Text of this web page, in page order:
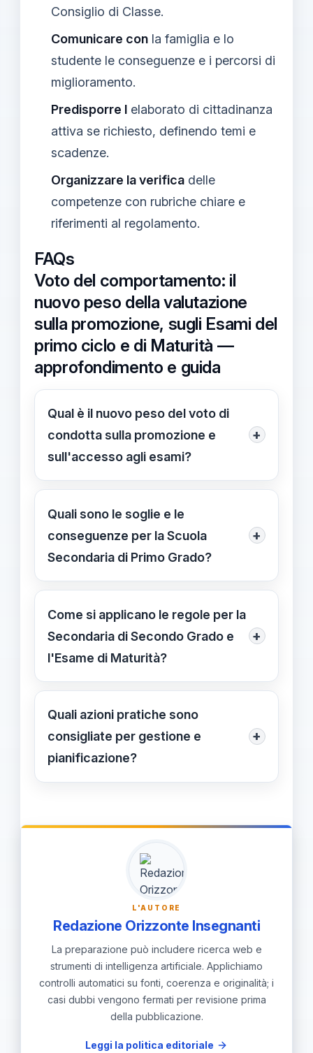
Consiglio di Classe.
Comunicare con la famiglia e lo
studente le conseguenze e i percorsi di
miglioramento.
Predisporre l elaborato di cittadinanza
attiva se richiesto, definendo temi e
scadenze.
Organizzare la verifica delle
competenze con rubriche chiare e
riferimenti al regolamento.
FAQs
Voto del comportamento: il
nuovo peso della valutazione
sulla promozione, sugli Esami del
primo ciclo e di Maturità —
approfondimento e guida
Qual è il nuovo peso del voto di
condotta sulla promozione e
sull'accesso agli esami?
+
Il voto di condotta influisce sul
credito scolastico e sull'accesso agli
Esami secondo l'ordine di scuola. In
Primaria la promozione avviene con
Quali sono le soglie e le
conseguenze per la Scuola
Secondaria di Primo Grado?
+
La soglia è 6/10: superandola si
ottiene promozione o accesso
all’Esame di Stato in base alla
valutazione complessiva; l’elaborato
Come si applicano le regole per la
Secondaria di Secondo Grado e
l'Esame di Maturità?
+
Per la Secondaria di Secondo Grado,
<6/10 non ammissione automatica; 6
porta a sospensione del giudizio,
ammesso previa valutazione positiva
elaborato; 6 senza elaborato non
basta; l’elaborato è discusso nel
colloquio; credito massimo 40.
Quali azioni pratiche sono
consigliate per gestione e
pianificazione?
+
Documentare subito i comportamenti
comunicare con famiglia e studente
le conseguenze; predisporre
l'elaborato di cittadinanza attiva se
richiesto, definendo temi e scadenze;
organizzare verifiche delle
competenze con rubriche chiare e
riferimenti al regolamento.
L'AUTORE
Redazione Orizzonte Insegnanti
La preparazione può includere ricerca web e
strumenti di intelligenza artificiale. Applichiamo
controlli automatici su fonti, coerenza e originalità; i
casi dubbi vengono fermati per revisione prima
della pubblicazione.
Leggi la politica editoriale